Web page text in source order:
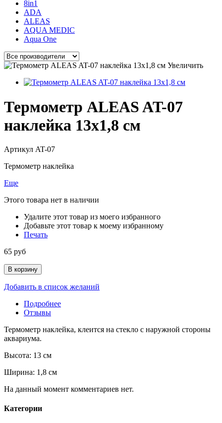
8in1
ADA
ALEAS
AQUA MEDIC
Aqua One
Увеличить
Термометр ALEAS AT-07
наклейка 13x1,8 см
Артикул AT-07
Термометр наклейка
Еще
Этого товара нет в наличии
Удалите этот товар из моего избранного
Добавьте этот товар к моему избранному
Печать
65 руб
В корзину
Добавить в список желаний
Подробнее
Отзывы
Термометр наклейка, клеится на стекло с наружной стороны
аквариума.
Высота: 13 см
Ширина: 1,8 см
На данный момент комментариев нет.
Категории